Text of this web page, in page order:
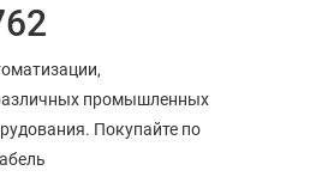
промышленных
Покупайте по